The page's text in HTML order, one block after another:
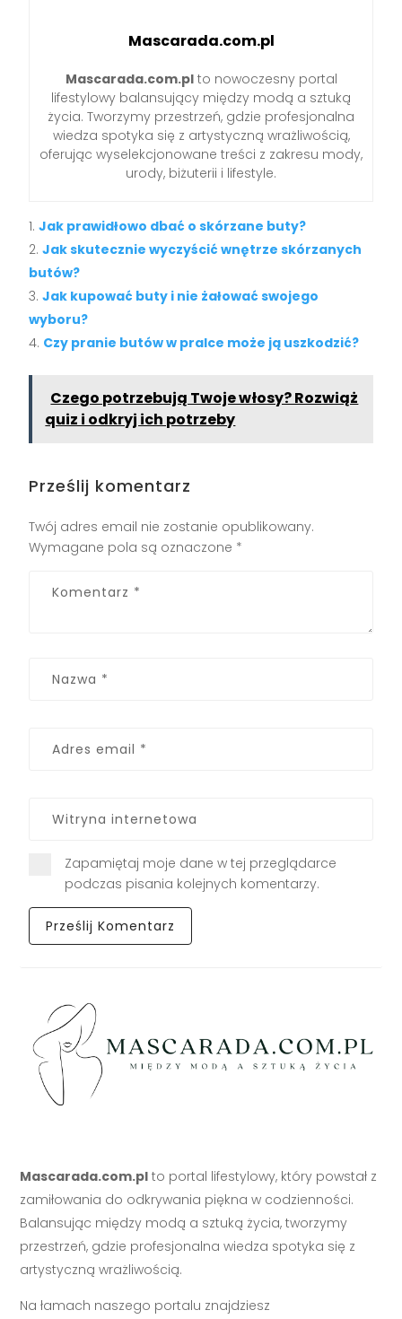
Mascarada.com.pl
Mascarada.com.plto nowoczesny portal
lifestylowy balansujący między modą a sztuką
życia. Tworzymy przestrzeń, gdzie profesjonalna
wiedza spotyka się z artystyczną wrażliwością,
oferując wyselekcjonowane treści z zakresu mody,
urody, biżuterii i lifestyle.
Jak prawidłowo dbać o skórzane buty?
Jak skutecznie wyczyścić wnętrze skórzanych
butów?
Jak kupować buty i nie żałować swojego
wyboru?
Czy pranie butów w pralce może ją uszkodzić?
Czego potrzebują Twoje włosy? Rozwiąż
quiz i odkryj ich potrzeby
Prześlij komentarz
Twój adres email nie zostanie opublikowany.
Wymagane pola są oznaczone *
Zapamiętaj moje dane w tej przeglądarce
podczas pisania kolejnych komentarzy.
Mascarada.com.pl to portal lifestylowy, który powstał z
zamiłowania do odkrywania piękna w codzienności.
Balansując między modą a sztuką życia, tworzymy
przestrzeń, gdzie profesjonalna wiedza spotyka się z
artystyczną wrażliwością.
Na łamach naszego portalu znajdziesz